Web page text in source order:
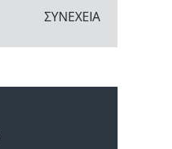
ΣΥΝΕΧΕΙΑ